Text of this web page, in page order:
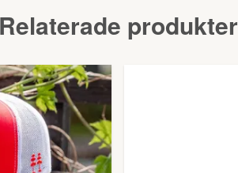
Relaterade produkter